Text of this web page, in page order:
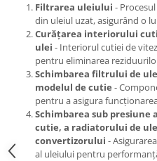
Filtrarea uleiului -
din uleiul uzat, asigurând o
Curățarea interiorului
ulei - Interiorul cutiei de
pentru eliminarea
Schimbarea filtrului de
modelul de cutie -
pentru a asigura
Schimbarea sub
cutie, a radiatorului de
convertizorului -
al uleiului pentru